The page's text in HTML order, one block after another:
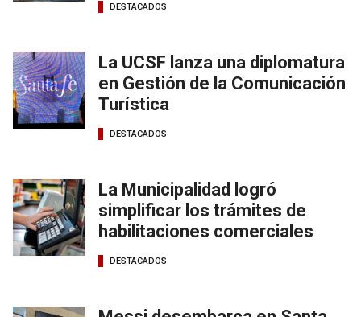
DESTACADOS
La UCSF lanza una diplomatura
en Gestión de la Comunicación
Turística
DESTACADOS
La Municipalidad logró
simplificar los trámites de
habilitaciones comerciales
DESTACADOS